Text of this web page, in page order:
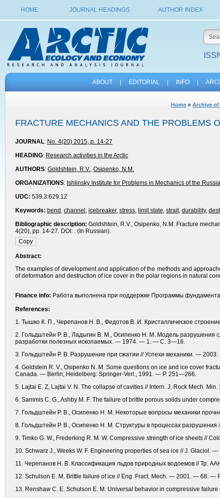
HOME JOURNAL HEADINGS AUTHOR INDEX
ABOUT EDITORIAL INFO
Home » Archive
FRACTURE MECHANICS AND THE PROBLEMS
JOURNAL: No. 4(20) 2015, p. 14-27
HEADING: Research activities in the Arctic
AUTHORS: Goldshtein, R.V., Osipenko, N.M.
ORGANIZATIONS: Ishlinsky Institute for Problems in Mechanics of the
UDC: 539.3:629.12
Keywords: bend , channel , icebreaker, stress, limit state, strait, durability,
Bibliographic description: Goldshtein, R.V., Osipenko, N.M. Fracture
4(20), pp. 14-27. DOI: . (In Russian).
Abstract:
The examples of development and application of the methods and
of deformation and destruction of ice cover in the polar regions in natural
Finance info: Работа выполнена при поддержке Программы
References:
1. Тышко К. П., Черепанов Н. В., Федотов В. И. Кристаллическое
2. Гольдштейн Р. В., Ладыгин В. М., Осипенко Н. М. Модель разрушения
разработки полезных ископаемых. — 1974. — 1. — С. 3—16.
3. Гольдштейн Р. В. Разрушение при сжатии // Успехи механики. —
4. Goldstein R. V., Osipenko N. M. Some questions on ice and ice cover
Canada. — Berlin; Heidelberg: Springer-Verl., 1991. — Р. 251—266.
5. Lajtai E. Z, Lajtai V. N. The collapse of cavities // Intern. J. Rock Mech.
6. Sammis C. G., Ashby M. F. The failure of brittle porous solids under
7. Гольдштейн Р. В., Осипенко Н. М. Некоторые вопросы механики
8. Гольдштейн Р. В., Осипенко Н. М. Структуры в процессах
9. Timko G. W., Frederking R. M. W. Compressive strength of ice sheets //
10. Schwarz J., Weeks W. F. Engineering properties of sea ice // J.
11. Черепанов Н. В. Классификация льдов природных водоемов //
12. Schulson E. M. Brittle failure of ice // Eng. Fract. Mech. — 2001. — 68. —
13. Renshaw C. E. Schulson E. M. Universal behavior in compressive